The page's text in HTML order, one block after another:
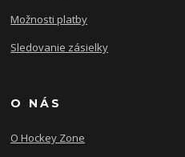
Možnosti platby
Sledovanie zásielky
O NÁS
O Hockey Zone